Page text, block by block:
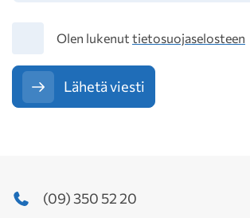
TietosuojaOlen lukenut tietosuojaselosteen
Lähetä viesti
(09) 350 52 20